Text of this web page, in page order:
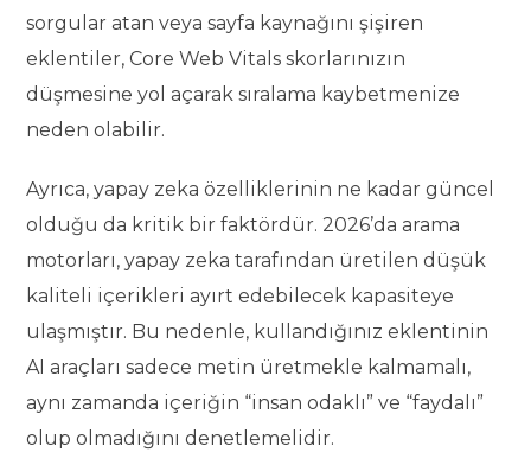
sorgular atan veya sayfa kaynağını şişiren
eklentiler, Core Web Vitals skorlarınızın
düşmesine yol açarak sıralama kaybetmenize
neden olabilir.
Ayrıca, yapay zeka özelliklerinin ne kadar güncel
olduğu da kritik bir faktördür. 2026’da arama
motorları, yapay zeka tarafından üretilen düşük
kaliteli içerikleri ayırt edebilecek kapasiteye
ulaşmıştır. Bu nedenle, kullandığınız eklentinin
AI araçları sadece metin üretmekle kalmamalı,
aynı zamanda içeriğin “insan odaklı” ve “faydalı”
olup olmadığını denetlemelidir.